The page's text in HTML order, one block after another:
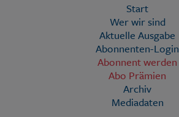
Start
Wer wir sind
Aktuelle Ausgabe
Abonnenten-Login
Abonnent werden
Abo Prämien
Archiv
Mediadaten